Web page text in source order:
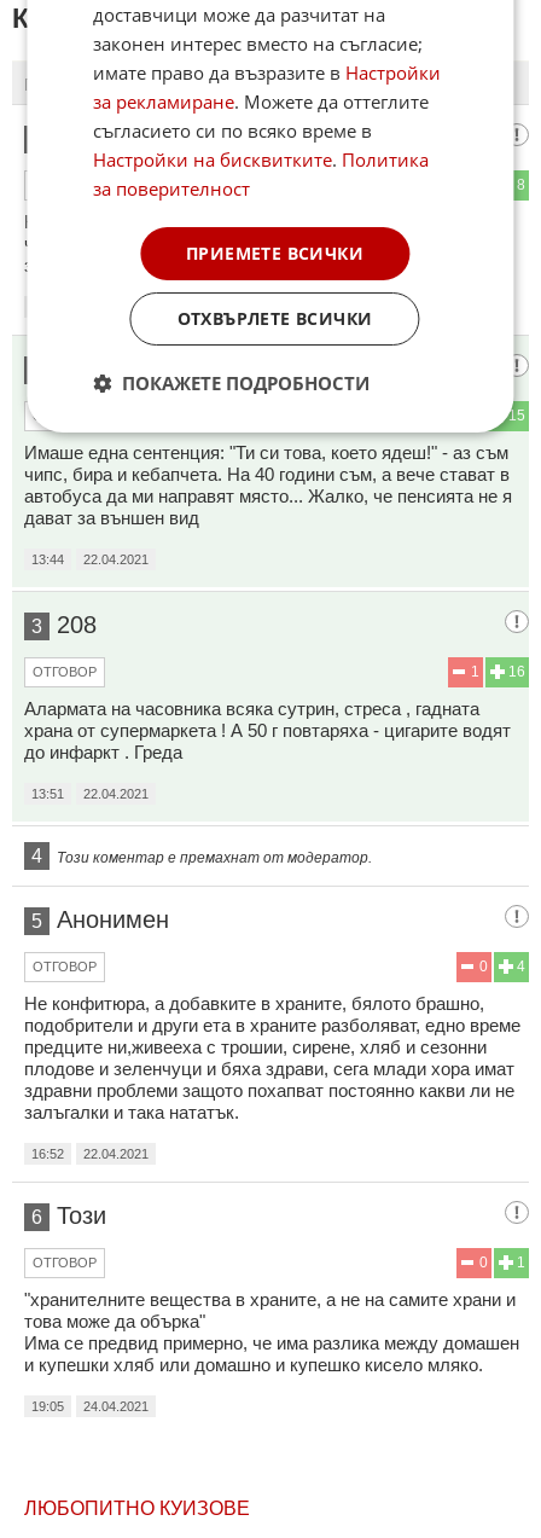
КОМЕНТАРИ КЪМ СТАТИЯТА
ПОСЛЕДНИ ПЪРВИ
Вайна
8
ОТГОВОР
КраварЕте да кажат дали има връзка между пиенето на
чай,подсладен с "Новичок" и сърдечно-съдовите
заболявания.
22.04.2021
Колю
15
ОТГОВОР
Имаше една сентенция: "Ти си това, което ядеш!" - аз съм
чипс, бира и кебапчета. На 40 години съм, а вече стават в
автобуса да ми направят място... Жалко, че пенсията не я
дават за външен вид
13:44 22.04.2021
3 208
16
1
ОТГОВОР
Алармата на часовника всяка сутрин, стреса , гадната
храна от супермаркета ! А 50 г повтаряха - цигарите водят
до инфаркт . Греда
13:51 22.04.2021
4 Този коментар е премахнат от модератор.
5 Анонимен
4
0
ОТГОВОР
Не конфитюра, а добавките в храните, бялото брашно,
подобрители и други ета в храните разболяват, едно време
предците ни,живееха с трошии, сирене, хляб и сезонни
плодове и зеленчуци и бяха здрави, сега млади хора имат
здравни проблеми защото похапват постоянно какви ли не
залъгалки и така нататък.
16:52 22.04.2021
6 Този
1
0
ОТГОВОР
"хранителните вещества в храните, а не на самите храни и
това може да обърка"
Има се предвид примерно, че има разлика между домашен
и купешки хляб или домашно и купешко кисело мляко.
19:05 24.04.2021
ЛЮБОПИТНО КУИЗОВЕ
доставчици може да разчитат на
законен интерес вместо на съгласие;
имате право да възразите в Настройки
за рекламиране. Можете да оттеглите
съгласието си по всяко време в
Настройки на бисквитките. Политика
за поверителност
ПРИЕМЕТЕ ВСИЧКИ
ОТХВЪРЛЕТЕ ВСИЧКИ
ПОКАЖЕТЕ ПОДРОБНОСТИ